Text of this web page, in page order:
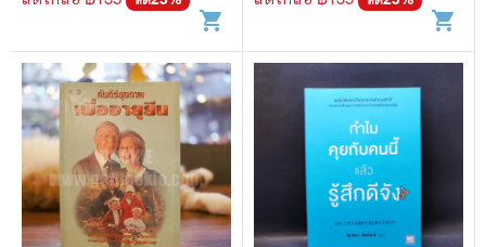
shopping_cart shopping_cart